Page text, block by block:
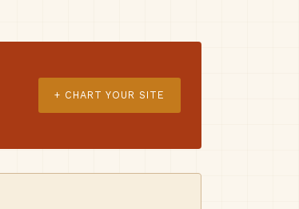
+ CHART YOUR SITE